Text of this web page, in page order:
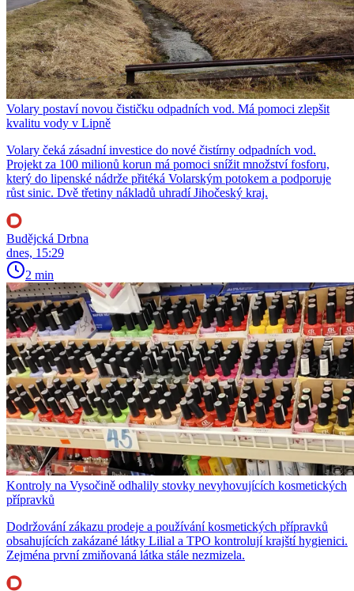
Volary postaví novou čističku odpadních vod. Má pomoci zlepšit
kvalitu vody v Lipně
Volary čeká zásadní investice do nové čistírny odpadních vod.
Projekt za 100 milionů korun má pomoci snížit množství fosforu,
který do lipenské nádrže přitéká Volarským potokem a podporuje
růst sinic. Dvě třetiny nákladů uhradí Jihočeský kraj.
Budějcká Drbna
dnes, 15:29
2 min
Kontroly na Vysočině odhalily stovky nevyhovujících kosmetických
přípravků
Dodržování zákazu prodeje a používání kosmetických přípravků
obsahujících zakázané látky Lilial a TPO kontrolují krajští hygienici.
Zejména první zmiňovaná látka stále nezmizela.